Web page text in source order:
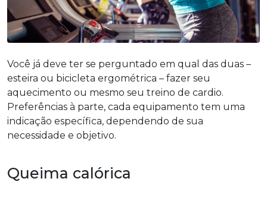
Você já deve ter se perguntado em qual das duas –
esteira ou bicicleta ergométrica – fazer seu
aquecimento ou mesmo seu treino de cardio.
Preferências à parte, cada equipamento tem uma
indicação específica, dependendo de sua
necessidade e objetivo.
Queima calórica